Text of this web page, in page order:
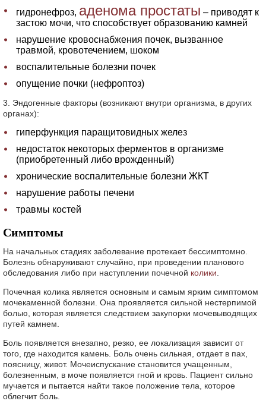
гидронефроз, аденома простаты – приводят к
застою мочи, что способствует образованию камней
нарушение кровоснабжения почек, вызванное
травмой, кровотечением, шоком
воспалительные болезни почек
опущение почки (нефроптоз)
3. Эндогенные факторы (возникают внутри организма, в других
органах):
гиперфункция паращитовидных желез
недостаток некоторых ферментов в организме
(приобретенный либо врожденный)
хронические воспалительные болезни ЖКТ
нарушение работы печени
травмы костей
Симптомы
На начальных стадиях заболевание протекает бессимптомно.
Болезнь обнаруживают случайно, при проведении планового
обследования либо при наступлении почечной колики
Почечная колика является основным и самым ярким симптомом
мочекаменной болезни. Она проявляется сильной нестерпимой
болью, которая является следствием закупорки мочевыводящих
путей камнем.
Боль появляется внезапно, резко, ее локализация зависит от
того, где находится камень. Боль очень сильная, отдает в пах,
поясницу, живот. Мочеиспускание становится учащенным,
болезненным, в моче появляется гной и кровь. Пациент сильно
мучается и пытается найти такое положение тела, которое
облегчит боль.